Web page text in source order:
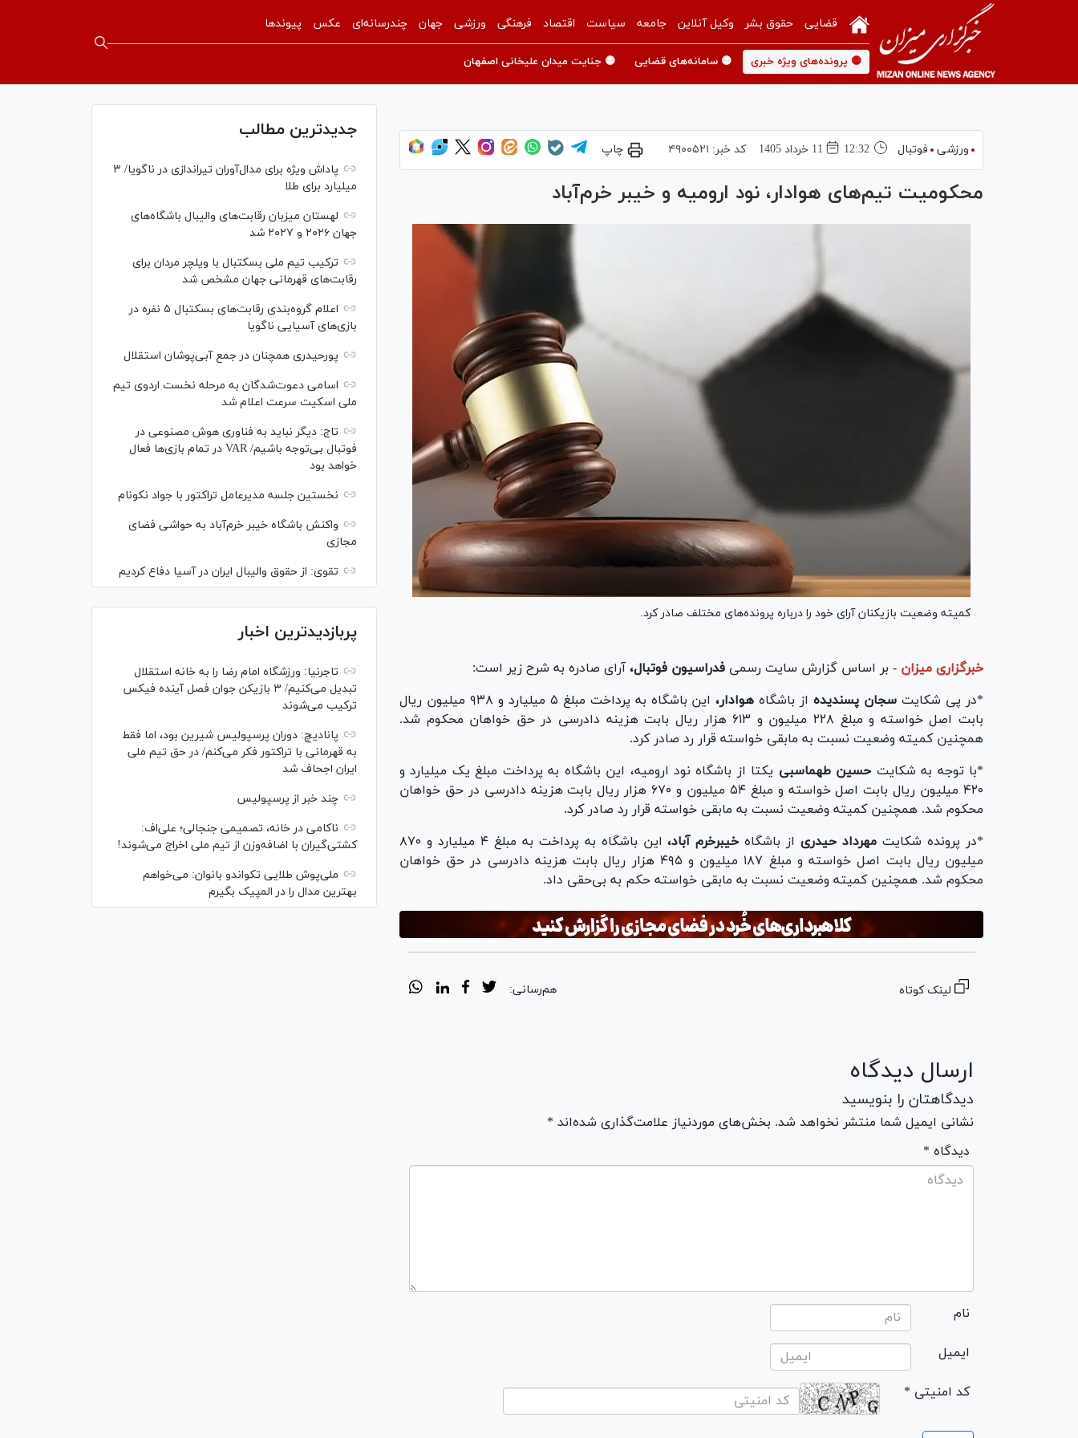
قضایی حقوق بشر وکیل آنلاین جامعه سیاست اقتصاد فرهنگی ورزشی جهان چندرسانه‌ای عکس پیوندها
🟡 پرونده‌های ویژه خبری 🟡 سامانه‌های قضایی 🟡 جنایت میدان علیخانی اصفهان
ورزشی فوتبال 12:32 11 خرداد 1405 کد خبر: ۴۹۰۰۵۲۱ چاپ
محکومیت تیم‌های هوادار، نود ارومیه و خیبر خرم‌آباد
کمیته وضعیت بازیکنان آرای خود را درباره پرونده‌های مختلف صادر کرد.
خبرگزاری میزان - بر اساس گزارش سایت رسمی فدراسیون فوتبال،آرای صادره به شرح زیر است:
*در پی شکایت سجان پسندیدهاز باشگاه هوادار،
این باشگاه به پرداخت مبلغ ۵ میلیارد و ۹۳۸ میلیون ریال
بابت اصل خواسته و مبلغ ۲۲۸ میلیون و ۶۱۳ هزار ریال بابت هزینه دادرسی در حق خواهان محکوم شد.
همچنین کمیته وضعیت نسبت به مابقی خواسته قرار رد صادر کرد.
*با توجه به شکایت حسین طهماسبی یکتا از باشگاه نود ارومیه، این باشگاه به پرداخت مبلغ یک میلیارد و
۴۲۰ میلیون ریال بابت اصل خواسته و مبلغ ۵۴ میلیون و ۶۷۰ هزار ریال بابت هزینه دادرسی در حق خواهان
محکوم شد. همچنین کمیته وضعیت نسبت به مابقی خواسته قرار رد صادر کرد.
*در پرونده شکایت مهرداد حیدریاز باشگاه خیبرخرم آباد،
این باشگاه به پرداخت به مبلغ ۴ میلیارد و ۸۷۰
میلیون ریال بابت اصل خواسته و مبلغ ۱۸۷ میلیون و ۴۹۵ هزار ریال بابت هزینه دادرسی در حق خواهان
محکوم شد. همچنین کمیته وضعیت نسبت به مابقی خواسته حکم به بی‌حقی داد.
لینک کوتاه هم‌رسانی:
ارسال دیدگاه
دیدگاهتان را بنویسید
نشانی ایمیل شما منتشر نخواهد شد. بخش‌های موردنیاز علامت‌گذاری شده‌اند *
* دیدگاه
نام
ایمیل
* کد امنیتی
جدیدترین مطالب
پاداش ویژه برای مدال‌آوران تیراندازی در ناگویا/ ۳
میلیارد برای طلا
لهستان میزبان رقابت‌های والیبال باشگاه‌های
جهان ۲۰۲۶ و ۲۰۲۷ شد
ترکیب تیم ملی بسکتبال با ویلچر مردان برای
رقابت‌های قهرمانی جهان مشخص شد
اعلام گروه‌بندی رقابت‌های بسکتبال ۵ نفره در
بازی‌های آسیایی ناگویا
پورحیدری همچنان در جمع آبی‌پوشان استقلال
اسامی دعوت‌شدگان به مرحله نخست اردوی تیم
ملی اسکیت سرعت اعلام شد
تاج: دیگر نباید به فناوری هوش مصنوعی در
فوتبال بی‌توجه باشیم/ VAR در تمام بازی‌ها فعال
خواهد بود
نخستین جلسه مدیرعامل تراکتور با جواد نکونام
واکنش باشگاه خیبر خرم‌آباد به حواشی فضای
مجازی
تقوی: از حقوق والیبال ایران در آسیا دفاع کردیم
پربازدیدترین اخبار
تاجرنیا: ورزشگاه امام رضا را به خانه استقلال
تبدیل می‌کنیم/ ۳ بازیکن جوان فصل آینده فیکس
ترکیب می‌شوند
پانادیچ: دوران پرسپولیس شیرین بود، اما فقط
به قهرمانی با تراکتور فکر می‌کنم/ در حق تیم ملی
ایران اجحاف شد
چند خبر از پرسپولیس
ناکامی در خانه، تصمیمی جنجالی؛ علی‌اف:
کشتی‌گیران با اضافه‌وزن از تیم ملی اخراج می‌شوند!
ملی‌پوش‌ طلایی تکواندو بانوان: می‌خواهم
بهترین مدال را در المپیک بگیرم